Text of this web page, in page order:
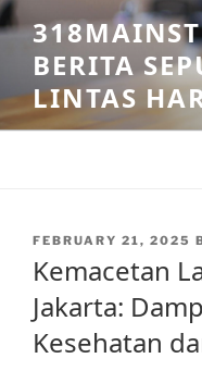
Skip
to
contentBERITA
LINTAS
POSTED
FEBRUARY 21, 2025
Kemacetan
Jakarta:
Kesehatan